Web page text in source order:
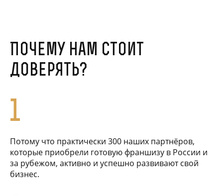
Почему нам стоит
доверять?
1
Потому что практически 300 наших партнёров,
которые приобрели готовую франшизу в России и
за рубежом, активно и успешно развивают свой
бизнес.